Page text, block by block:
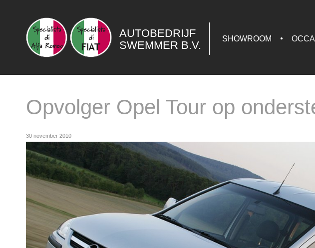
AUTOBEDRIJF
SWEMMER B.V.
SHOWROOM
Opvolger Opel Tour op
30 november 2010